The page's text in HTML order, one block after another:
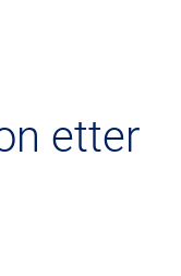
etter